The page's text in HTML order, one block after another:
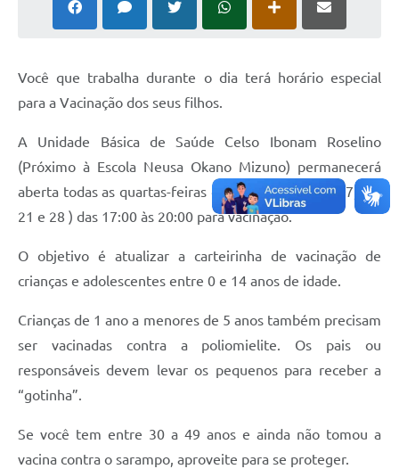
Você que trabalha durante o dia terá horário especial
para a Vacinação dos seus filhos.
A Unidade Básica de Saúde Celso Ibonam Roselino
(Próximo à Escola Neusa Okano Mizuno) permanecerá
aberta todas as quartas-feiras do mês de outubro ( 7, 14,
21 e 28 ) das 17:00 às 20:00 para vacinação.
O objetivo é atualizar a carteirinha de vacinação de
crianças e adolescentes entre 0 e 14 anos de idade.
Crianças de 1 ano a menores de 5 anos também precisam
ser vacinadas contra a poliomielite. Os pais ou
responsáveis devem levar os pequenos para receber a
“gotinha”.
Se você tem entre 30 a 49 anos e ainda não tomou a
vacina contra o sarampo, aproveite para se proteger.